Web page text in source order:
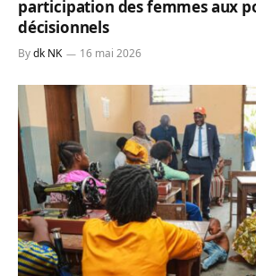
participation des femmes aux
décisionnels
Bydk NK 16 mai 2026